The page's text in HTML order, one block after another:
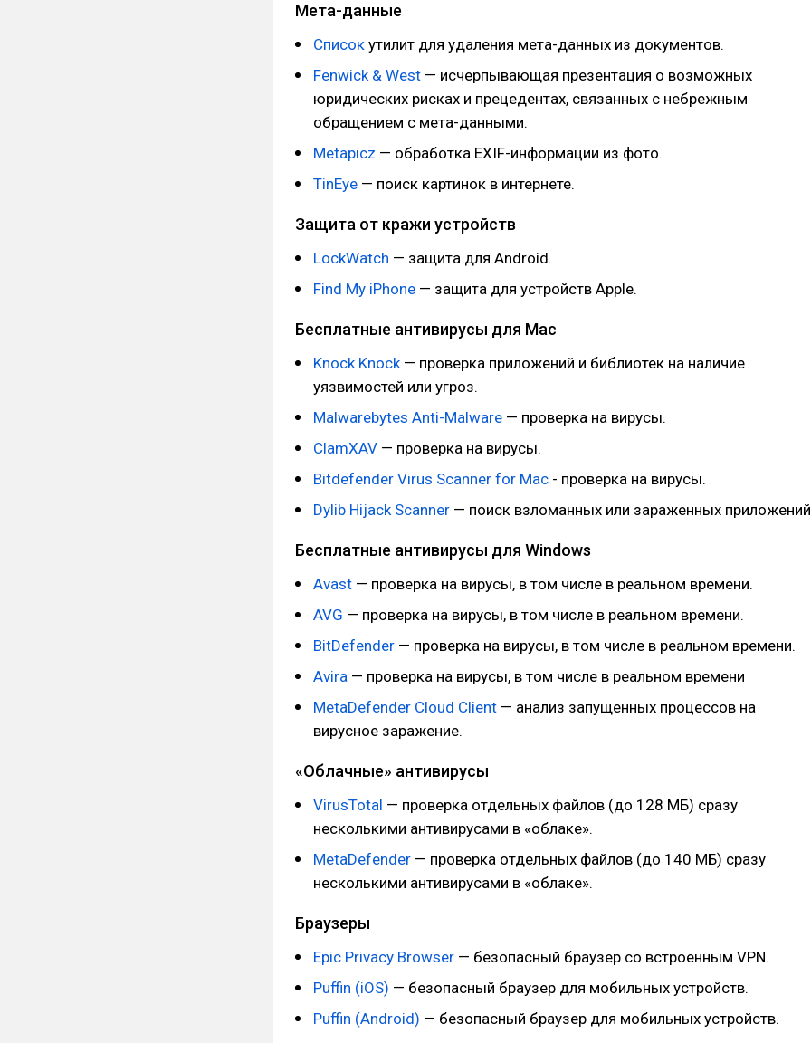
Мета-данные
Список утилит для удаления мета-данных из документов.
Fenwick & West — исчерпывающая презентация о возможных
юридических рисках и прецедентах, связанных с небрежным
обращением с мета-данными.
Metapicz — обработка EXIF-информации из фото.
TinEye — поиск картинок в интернете.
Защита от кражи устройств
LockWatch — защита для Android.
Find My iPhone — защита для устройств Apple.
Бесплатные антивирусы для Mac
Knock Knock— проверка приложений и библиотек на наличие
уязвимостей или угроз.
Malwarebytes Anti-Malware — проверка на вирусы.
ClamXAV — проверка на вирусы.
Bitdefender Virus Scanner for Mac - проверка на вирусы.
Dylib Hijack Scanner — поиск взломанных или зараженных
Бесплатные антивирусы для Windows
Avast — проверка на вирусы, в том числе в реальном времени.
AVG — проверка на вирусы, в том числе в реальном времени.
BitDefender — проверка на вирусы, в том числе в реальном времени.
Avira — проверка на вирусы, в том числе в реальном времени
MetaDefender Cloud Client — анализ запущенных процессов на
вирусное заражение.
«Облачные» антивирусы
VirusTotal — проверка отдельных файлов (до 128 МБ) сразу
несколькими антивирусами в «облаке».
MetaDefender — проверка отдельных файлов (до 140 МБ) сразу
несколькими антивирусами в «облаке».
Браузеры
Epic Privacy Browser — безопасный браузер со встроенным VPN.
Puffin (iOS) — безопасный браузер для мобильных устройств.
Puffin (Android) — безопасный браузер для мобильных устройств.